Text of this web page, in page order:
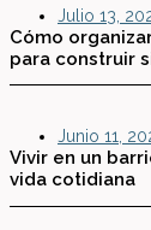
Julio 13,
Cómo
para construir
Junio 11,
Vivir en un
vida cotidiana